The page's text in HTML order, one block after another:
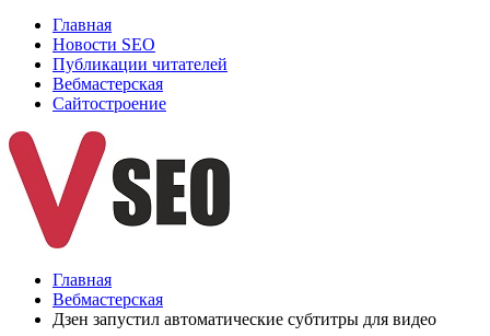
Главная
Новости SEO
Публикации читателей
Вебмастерская
Сайтостроение
Главная
Вебмастерская
Дзен запустил автоматические субтитры для видео